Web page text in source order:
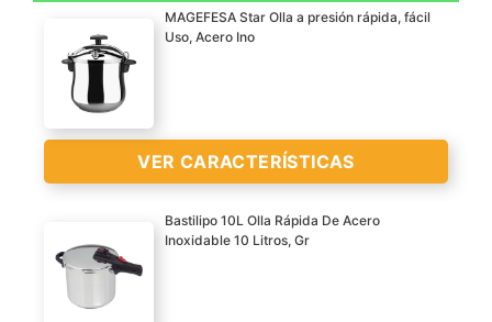
mm de espesor,
capacidad 6 litros
Cuerpo apto para
limpieza en lavavajillas
cocinas, incluido
inducción
VER
CARACTERÍSTICAS
>
MAGEFESA Star Olla a presión rápida, fácil
Uso, Acero Ino
VER CARACTERÍSTICAS
APTO PARA TODO TIPO
DE COCINAS: Fondo
Bastilipo 10L Olla Rápida De Acero
Inoxidable 10 Litros, Gr